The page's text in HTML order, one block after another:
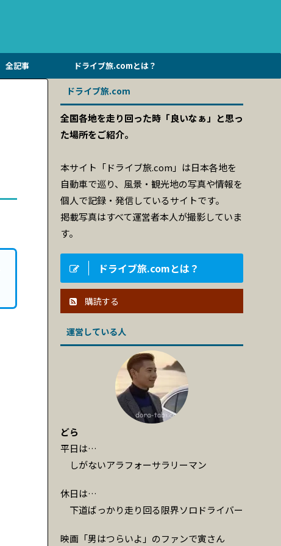
全記事 ドライブ旅.comとは？
ドライブ旅.com
全国各地を走り回った時「良いなぁ」と思っ
た場所をご紹介。
本サイト「ドライブ旅.com」は日本各地を
自動車で巡り、風景・観光地の写真や情報を
個人で記録・発信しているサイトです。
掲載写真はすべて運営者本人が撮影していま
す。
ドライブ旅.comとは？
購読する
運営している人
どら
平日は…
しがないアラフォーサラリーマン
休日は…
下道ばっかり走り回る限界ソロドライバー
映画「男はつらいよ」のファンで寅さん